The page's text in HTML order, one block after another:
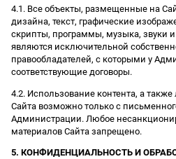
4.1. Все объекты, размещенные на
дизайна, текст, графические
скрипты, программы, музыка, звуки и
являются исключительной
правообладателей, с которыми у
соответствующие договоры.
4.2. Использование контента, а
Сайта возможно только с
Администрации. Любое
материалов Сайта запрещено.
5. КОНФИДЕНЦИАЛЬНОСТЬ И